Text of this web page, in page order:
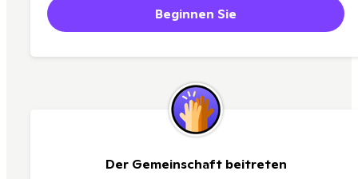
Beginnen Sie
Der Gemeinschaft beitreten